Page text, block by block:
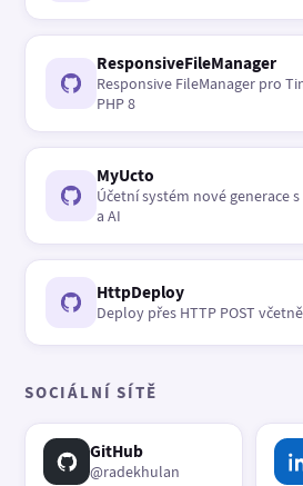
ResponsiveFileManager
Responsive FileManager pro
PHP 8
MyUcto
Účetní systém nové generace
a AI
HttpDeploy
Deploy přes HTTP POST
SOCIÁLNÍ SÍTĚ
GitHub
@radekhulan